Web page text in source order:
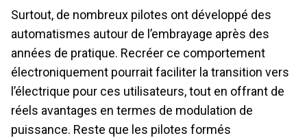
Surtout, de nombreux pilotes ont développé des
automatismes autour de l’embrayage après des
années de pratique. Recréer ce comportement
électroniquement pourrait faciliter la transition vers
l’électrique pour ces utilisateurs, tout en offrant de
réels avantages en termes de modulation de
puissance. Reste que les pilotes formés